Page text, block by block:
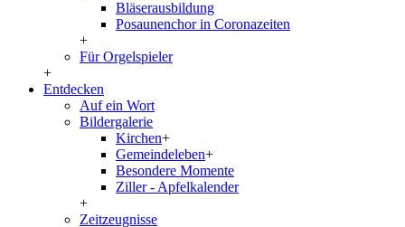
Bläserausbildung
Posaunenchor in Coronazeiten
+
Für Orgelspieler
+
Entdecken
Auf ein Wort
Bildergalerie
Kirchen+
Gemeindeleben+
Besondere Momente
Ziller - Apfelkalender
+
Zeitzeugnisse